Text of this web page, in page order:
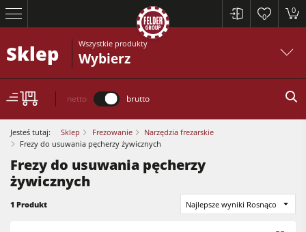
0
0
Piły formatowe
Sklep Wszystkie produkty
Wybierz
netto brutto
Jesteś tutaj: Sklep Frezowanie
Narzędzia frezarskie
Frezy do usuwania pęcherzy żywicznych
Frezy do usuwania pęcherzy
żywicznych
1 Produkt Najlepsze wyniki Rosnąco